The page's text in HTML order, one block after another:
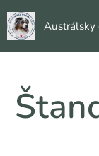
Austrálsky